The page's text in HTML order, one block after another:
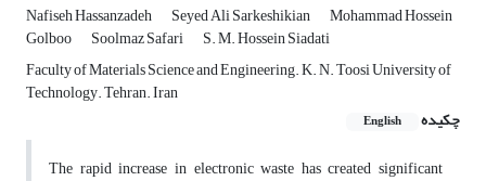
Nafiseh Hassanzadeh Seyed Ali Sarkeshikian Mohammad Hossein
Golboo Soolmaz Safari
S. M. Hossein Siadati
Faculty of Materials Science and Engineering. K. N. Toosi University of
Technology. Tehran. Iran
چکیده
English
The rapid increase in electronic waste has created significant